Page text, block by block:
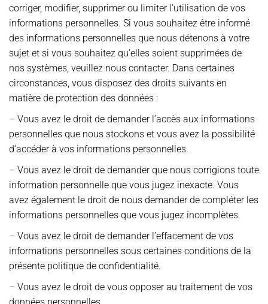
corriger, modifier, supprimer ou limiter l’utilisation de vos
informations personnelles. Si vous souhaitez être informé
des informations personnelles que nous détenons à votre
sujet et si vous souhaitez qu’elles soient supprimées de
nos systèmes, veuillez nous contacter. Dans certaines
circonstances, vous disposez des droits suivants en
matière de protection des données :
– Vous avez le droit de demander l’accès aux informations
personnelles que nous stockons et vous avez la possibilité
d’accéder à vos informations personnelles.
– Vous avez le droit de demander que nous corrigions toute
information personnelle que vous jugez inexacte. Vous
avez également le droit de nous demander de compléter les
informations personnelles que vous jugez incomplètes.
– Vous avez le droit de demander l’effacement de vos
informations personnelles sous certaines conditions de la
présente politique de confidentialité.
– Vous avez le droit de vous opposer au traitement de vos